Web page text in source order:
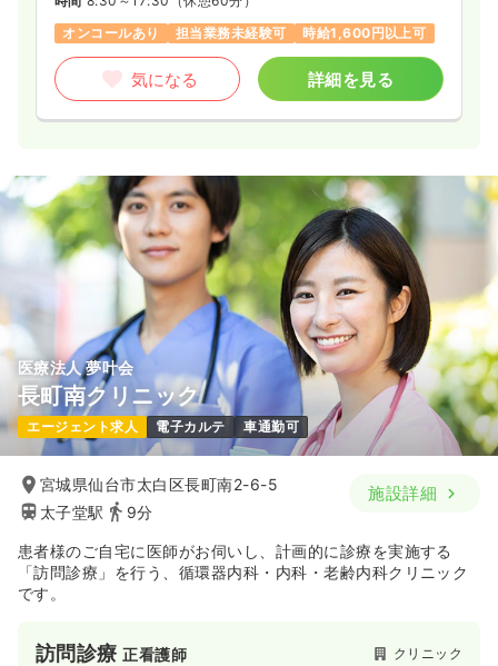
オンコールあり
担当業務未経験可 時給1,600円以上可
気になる 詳細を見る
医療法人 夢叶会
長町南クリニック
エージェント求人 電子カルテ 車通勤可
宮城県仙台市太白区長町南2-6-5
太子堂駅
9分
施設詳細
患者様のご自宅に医師がお伺いし、計画的に診療を実施する
「訪問診療」を行う、循環器内科・内科・老齢内科クリニック
です。
訪問診療正看護師 クリニック